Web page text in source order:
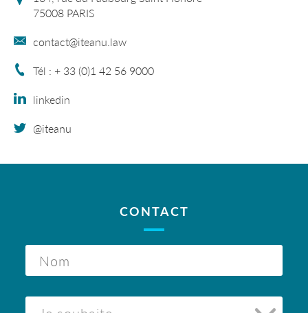
75008 PARIS
contact@iteanu.law
Tél : + 33 (0)1 42 56 9000
linkedin
@iteanu
CONTACT